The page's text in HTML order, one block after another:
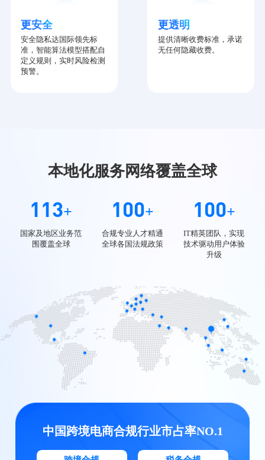
更安全
安全隐私达国际领先标
准，智能算法模型搭配自
定义规则，实时风险检测
预警。
更透明
提供清晰收费标准，承诺
无任何隐藏收费。
本地化服务网络覆盖全球
113+
国家及地区业务范
围覆盖全球
100+
合规专业人才精通
全球各国法规政策
100+
IT精英团队，实现
技术驱动用户体验
升级
中国跨境电商合规行业市占率NO.1